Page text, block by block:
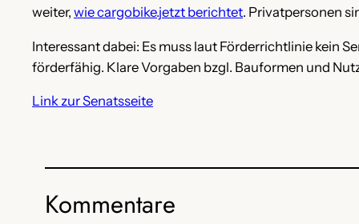
weiter, wie cargobike.jetzt berichtet. Privatpersonen
Interessant dabei: Es muss laut Förderrichtlinie kein
förderfähig. Klare Vorgaben bzgl. Bauformen und
Link zur Senatsseite
Kommentare